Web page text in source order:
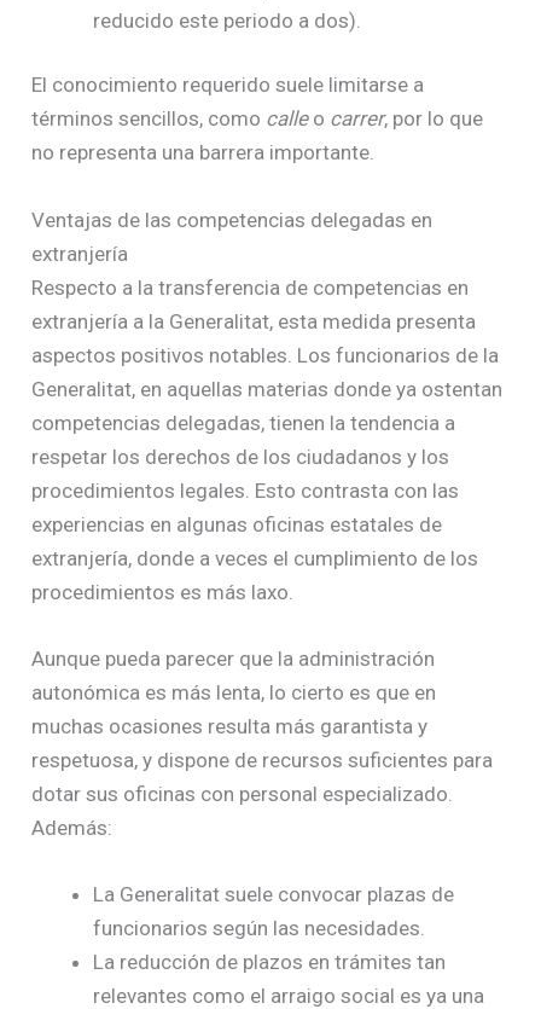
reducido este periodo a dos).
El conocimiento requerido suele limitarse a
términos sencillos, como calleo carrer, por lo que
no representa una barrera importante.
Ventajas de las competencias delegadas en
extranjería
Respecto a la transferencia de competencias en
extranjería a la Generalitat, esta medida presenta
aspectos positivos notables. Los funcionarios de la
Generalitat, en aquellas materias donde ya ostentan
competencias delegadas, tienen la tendencia a
respetar los derechos de los ciudadanos y los
procedimientos legales. Esto contrasta con las
experiencias en algunas oficinas estatales de
extranjería, donde a veces el cumplimiento de los
procedimientos es más laxo.
Aunque pueda parecer que la administración
autonómica es más lenta, lo cierto es que en
muchas ocasiones resulta más garantista y
respetuosa, y dispone de recursos suficientes para
dotar sus oficinas con personal especializado.
Además:
La Generalitat suele convocar plazas de
funcionarios según las necesidades.
La reducción de plazos en trámites tan
relevantes como el arraigo social es ya una